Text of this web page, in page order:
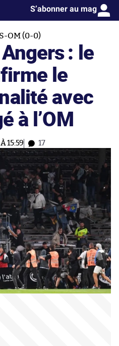
S’abonner au mag
OM (0-0)
: le
le
avec
à l’OM
15:59 17